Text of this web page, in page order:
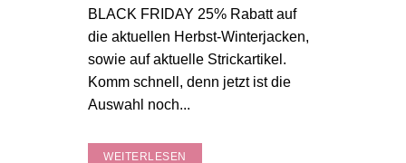
BLACK FRIDAY 25% Rabatt auf
die aktuellen Herbst-Winterjacken,
sowie auf aktuelle Strickartikel.
Komm schnell, denn jetzt ist die
Auswahl noch...
WEITERLESEN